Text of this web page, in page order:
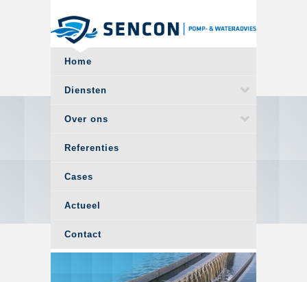
Home
Diensten
Over ons
Referenties
Cases
Actueel
Contact